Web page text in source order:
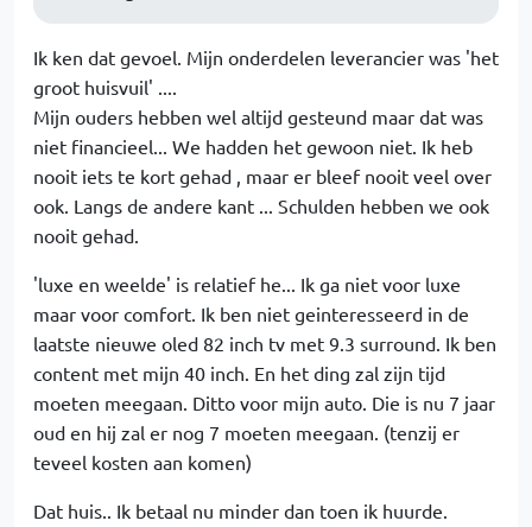
Ik ken dat gevoel. Mijn onderdelen leverancier was 'het
groot huisvuil' ....
Mijn ouders hebben wel altijd gesteund maar dat was
niet financieel... We hadden het gewoon niet. Ik heb
nooit iets te kort gehad , maar er bleef nooit veel over
ook. Langs de andere kant ... Schulden hebben we ook
nooit gehad.
'luxe en weelde' is relatief he... Ik ga niet voor luxe
maar voor comfort. Ik ben niet geinteresseerd in de
laatste nieuwe oled 82 inch tv met 9.3 surround. Ik ben
content met mijn 40 inch. En het ding zal zijn tijd
moeten meegaan. Ditto voor mijn auto. Die is nu 7 jaar
oud en hij zal er nog 7 moeten meegaan. (tenzij er
teveel kosten aan komen)
Dat huis.. Ik betaal nu minder dan toen ik huurde.